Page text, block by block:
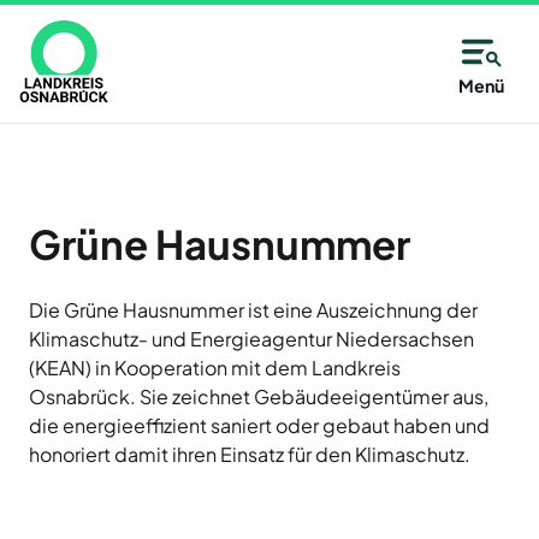
zum
Inhalt
Menü
Grüne Hausnummer
Die Grüne Hausnummer ist eine Auszeichnung der
Klimaschutz- und Energieagentur Niedersachsen
(KEAN) in Kooperation mit dem Landkreis
Osnabrück. Sie zeichnet Gebäudeeigentümer aus,
die energieeffizient saniert oder gebaut haben und
honoriert damit ihren Einsatz für den Klimaschutz.
Unsere
AWIGO
Abfallwirtschaft
Baugenossenschaft
Landkreis
Osnabrück
eG
Deula
Freren
Immer
–
alle
14
Tage
neu
Jetzt
anmelden
Allgemeine
Kontaktinformationen
Osnabrück
Zutritt
nur
mit
Termin
Kreisangehörige
Kommunen
aus
auf
Karte
oder
aus
der
Liste
eine